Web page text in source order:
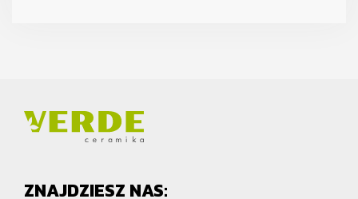
ZNAJDZIESZ NAS: